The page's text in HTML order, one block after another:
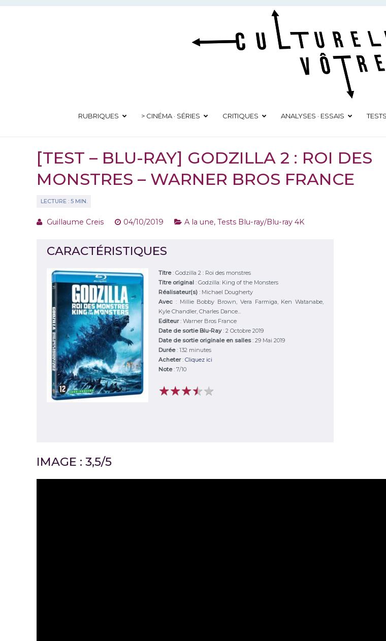
Aller
RUBRIQUES > CINÉMA · SÉRIES CRITIQUES ANALYSES · ESSAIS
[TEST – BLU-RAY] GODZILLA 2 : ROI DES
MONSTRES – WARNER BROS FRANCE
Guillaume Creis 04/10/2019 A la une,Tests Blu-ray/Blu-ray 4K
CARACTÉRISTIQUES
Titre: Godzilla 2 : Roi des monstres
Titre original : Godzilla: King of the Monsters
Réalisateur(s) : Michael Dougherty
Avec : Millie Bobby Brown, Vera Farmiga, Ken Watanabe,
Kyle Chandler, Charles Dance...
Editeur: Warner Bros France
Date de sortie Blu-Ray: 2 Octobre 2019
Date de sortie originale en salles: 29 Mai 2019
Durée: 132 minutes
Acheter: Cliquez ici
Note: 7/10
★★★★★
★★★★★
IMAGE : 3,5/5